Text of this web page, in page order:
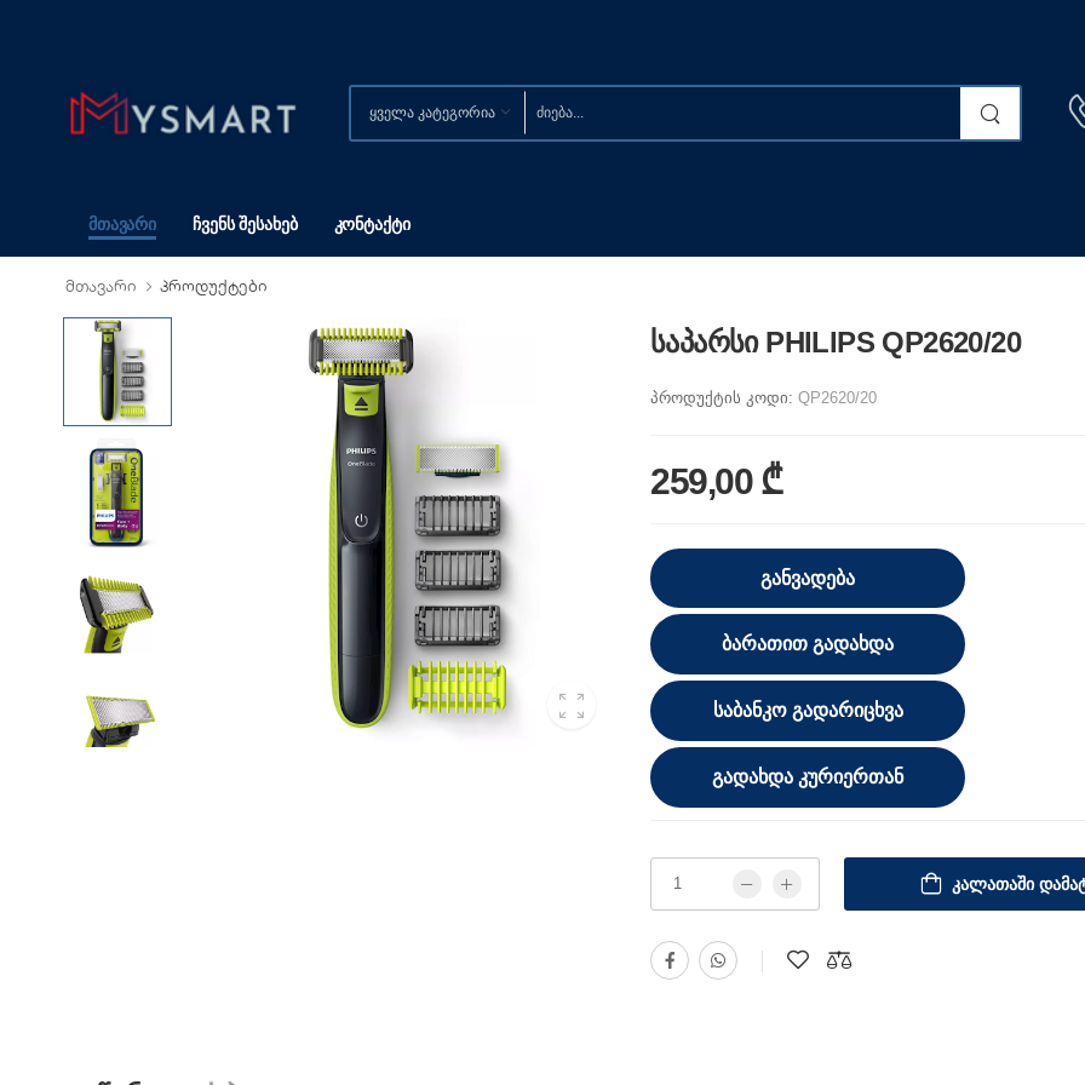
Მთავარი Ჩვენს Შესახებ Კონტაქტი
მთავარი პროდუქტები
საპარსი PHILIPS QP2620/20
პროდუქტის კოდი: QP2620/20
259,00 ₾
ᲒᲐᲜᲕᲐᲓᲔᲑᲐ
ᲑᲐᲠᲐᲗᲘᲗ ᲒᲐᲓᲐᲮᲓᲐ
ᲡᲐᲑᲐᲜᲙᲝ ᲒᲐᲓᲐᲠᲘᲪᲮᲕᲐ
ᲒᲐᲓᲐᲮᲓᲐ ᲙᲣᲠᲘᲔᲠᲗᲐᲜ
ᲙᲐᲚᲐᲗᲐᲨᲘ